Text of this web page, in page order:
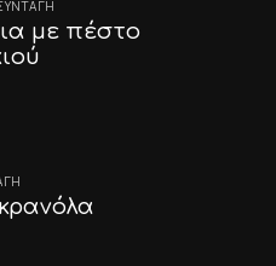
με πέστο